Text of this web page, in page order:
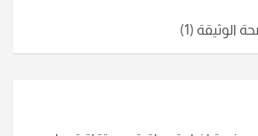
الوثيقة (1)